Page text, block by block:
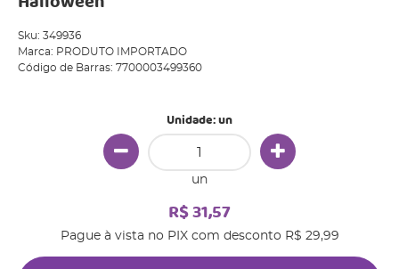
Sku: 349936
Marca: PRODUTO IMPORTADO
Código de Barras: 7700003499360
Unidade: un
un
R$ 31,57
Pague à vista no PIX com desconto R$ 29,99